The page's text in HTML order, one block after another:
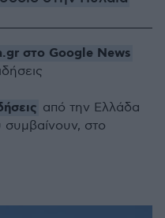
στο Google News
από την Ελλάδα
συμβαίνουν, στο